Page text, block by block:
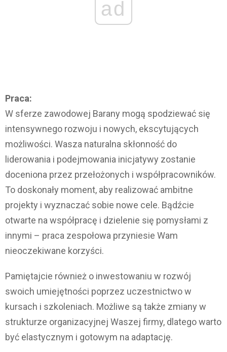
ad
Praca:
W sferze zawodowej Barany mogą spodziewać się
intensywnego rozwoju i nowych, ekscytujących
możliwości. Wasza naturalna skłonność do
liderowania i podejmowania inicjatywy zostanie
doceniona przez przełożonych i współpracowników.
To doskonały moment, aby realizować ambitne
projekty i wyznaczać sobie nowe cele. Bądźcie
otwarte na współpracę i dzielenie się pomysłami z
innymi – praca zespołowa przyniesie Wam
nieoczekiwane korzyści.
Pamiętajcie również o inwestowaniu w rozwój
swoich umiejętności poprzez uczestnictwo w
kursach i szkoleniach. Możliwe są także zmiany w
strukturze organizacyjnej Waszej firmy, dlatego warto
być elastycznym i gotowym na adaptację.